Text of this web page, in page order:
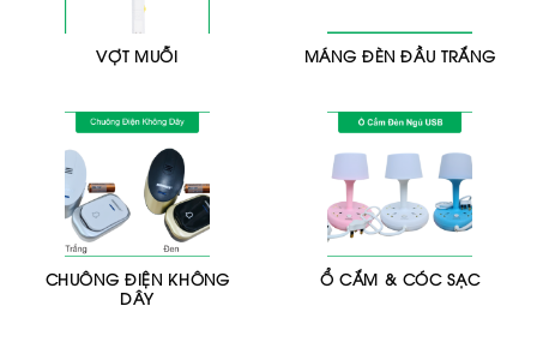
VỢT MUỖI MÁNG ĐÈN ĐẦU TRẮNG
CHUÔNG ĐIỆN KHÔNG
DÂY
Ổ CẮM & CÓC SẠC